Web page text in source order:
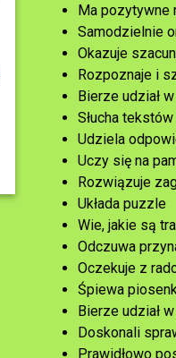
Ma pozytywne
Samodzielnie
Okazuje
Rozpoznaje i
Bierze udział
Słucha
Udziela
Uczy się na
Rozwiązuje
Układa puzzle
Wie, jakie są
Odczuwa
Oczekuje z
Śpiewa
Bierze udział
Doskonali
Prawidłowo